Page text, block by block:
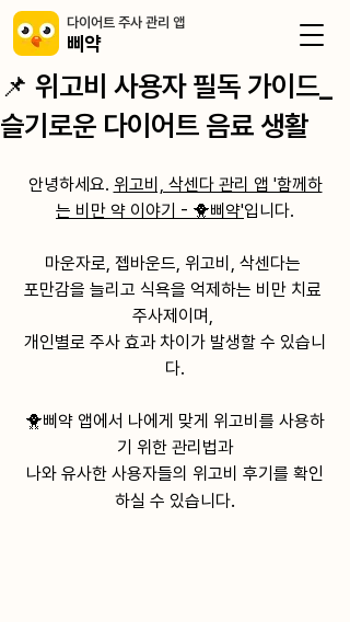
​다이어트 주사 관리 앱
삐약
📌 위고비 사용자 필독 가이드_
슬기로운 다이어트 음료 생활
안녕하세요. 위고비, 삭센다 관리 앱 '함께하
는 비만 약 이야기 - 🐥삐약'입니다.
마운자로, 젭바운드, 위고비, 삭센다는
포만감을 늘리고 식욕을 억제하는 비만 치료
주사제이며,
개인별로 주사 효과 차이가 발생할 수 있습니
다.
🐥삐약 앱﻿에서 나에게 맞게 위고비를 사용하
기 위한 관리법과
나와 유사한 사용자들의 위고비 후기를 확인
하실 수 있습니다.﻿